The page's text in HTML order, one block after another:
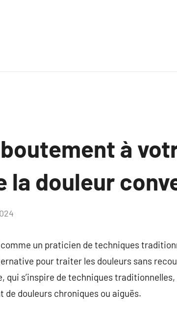
à
la douleur
un praticien de techniques
pour traiter les douleurs sans
qui s’inspire de techniques
douleurs chroniques ou aiguës.